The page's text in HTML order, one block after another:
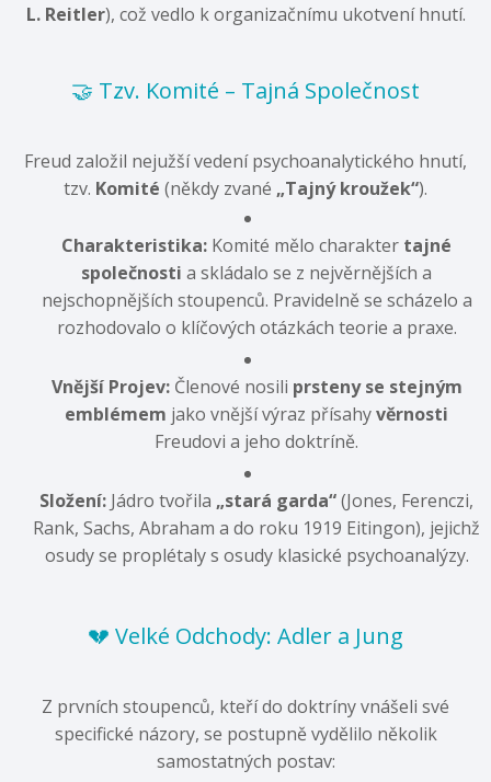
L. Reitler), což vedlo k organizačnímu ukotvení hnutí.
🤝 Tzv. Komité – Tajná Společnost
Freud založil nejužší vedení psychoanalytického hnutí,
tzv. Komité (někdy zvané „Tajný kroužek“).
Charakteristika: Komité mělo charakter tajné
společnosti a skládalo se z nejvěrnějších a
nejschopnějších stoupenců. Pravidelně se scházelo a
rozhodovalo o klíčových otázkách teorie a praxe.
Vnější Projev:Členové nosili prsteny se stejným
emblémem jako vnější výraz přísahyvěrnosti
Freudovi a jeho doktríně.
Složení: Jádro tvořila „stará garda“(Jones, Ferenczi,
Rank, Sachs, Abraham a do roku 1919 Eitingon), jejichž
osudy se proplétaly s osudy klasické psychoanalýzy.
💔 Velké Odchody: Adler a Jung
Z prvních stoupenců, kteří do doktríny vnášeli své
specifické názory, se postupně vydělilo několik
samostatných postav: